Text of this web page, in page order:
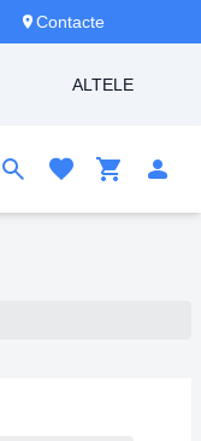
Contacte
ALTELE